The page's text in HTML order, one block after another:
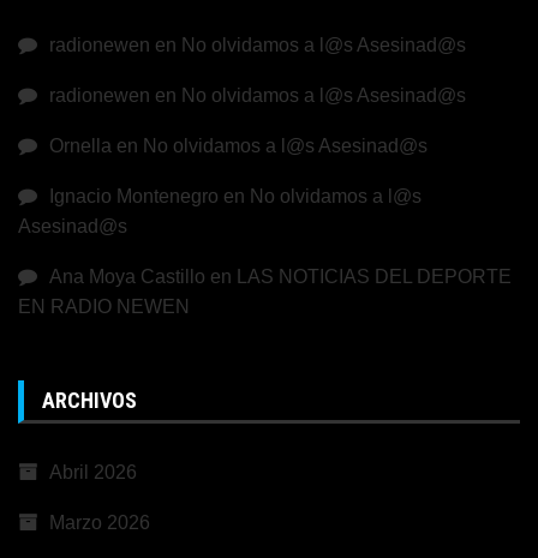
radionewen en No olvidamos a l@s Asesinad@s
radionewen en No olvidamos a l@s Asesinad@s
Ornella en No olvidamos a l@s Asesinad@s
Ignacio Montenegro en No olvidamos a l@s
Asesinad@s
Ana Moya Castillo en
LAS NOTICIAS DEL DEPORTE
EN RADIO NEWEN
ARCHIVOS
Abril 2026
Marzo 2026